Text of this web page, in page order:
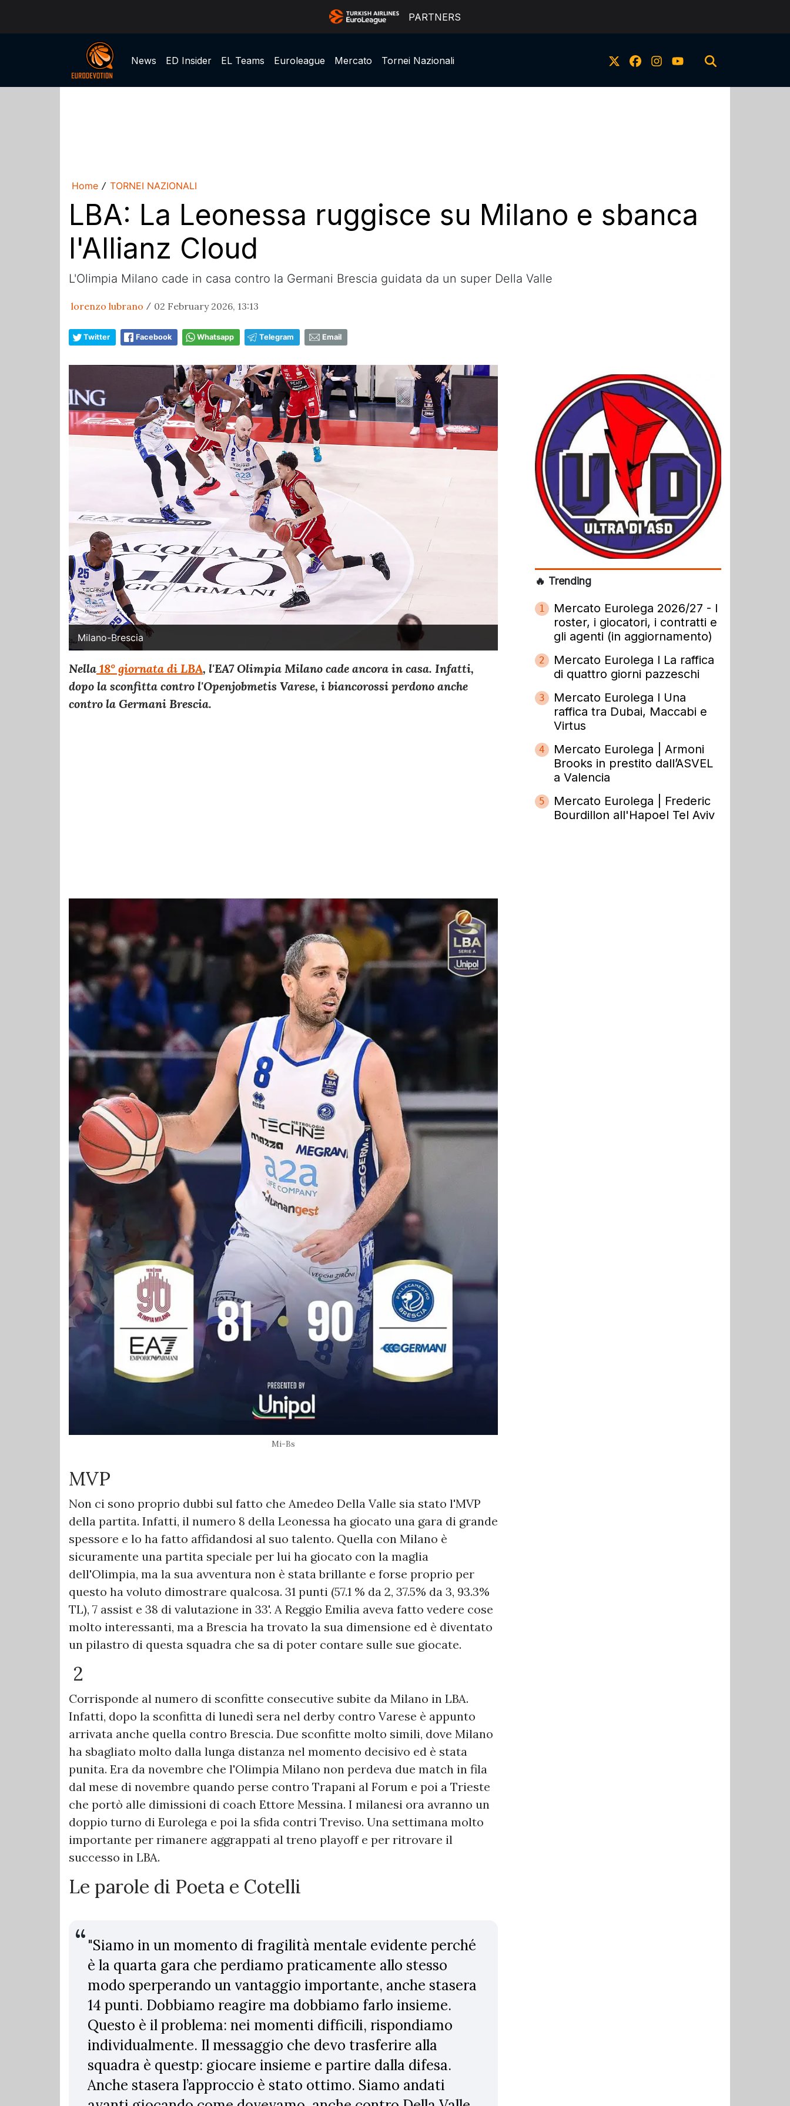
PARTNERS
News ED Insider EL Teams Euroleague Mercato Tornei Nazionali
Home / TORNEI NAZIONALI
LBA: La Leonessa ruggisce su Milano e sbanca
l'Allianz Cloud
L'Olimpia Milano cade in casa contro la Germani Brescia guidata da un super Della Valle
lorenzo lubrano / 02 February 2026, 13:13
Twitter Facebook Whatsapp Telegram Email
Milano-Brescia
Nella 18° giornata di LBA, l'EA7 Olimpia Milano cade ancora in casa. Infatti,
dopo la sconfitta contro l'Openjobmetis Varese, i biancorossi perdono anche
contro la Germani Brescia.
Mi-Bs
MVP
Non ci sono proprio dubbi sul fatto che Amedeo Della Valle sia stato l'MVP
della partita. Infatti, il numero 8 della Leonessa ha giocato una gara di grande
spessore e lo ha fatto affidandosi al suo talento. Quella con Milano è
sicuramente una partita speciale per lui ha giocato con la maglia
dell'Olimpia, ma la sua avventura non è stata brillante e forse proprio per
questo ha voluto dimostrare qualcosa. 31 punti (57.1 % da 2, 37.5% da 3, 93.3%
TL), 7 assist e 38 di valutazione in 33'. A Reggio Emilia aveva fatto vedere cose
molto interessanti, ma a Brescia ha trovato la sua dimensione ed è diventato
un pilastro di questa squadra che sa di poter contare sulle sue giocate.
2
Corrisponde al numero di sconfitte consecutive subite da Milano in LBA.
Infatti, dopo la sconfitta di lunedì sera nel derby contro Varese è appunto
arrivata anche quella contro Brescia. Due sconfitte molto simili, dove Milano
ha sbagliato molto dalla lunga distanza nel momento decisivo ed è stata
punita. Era da novembre che l'Olimpia Milano non perdeva due match in fila
dal mese di novembre quando perse contro Trapani al Forum e poi a Trieste
che portò alle dimissioni di coach Ettore Messina. I milanesi ora avranno un
doppio turno di Eurolega e poi la sfida contri Treviso. Una settimana molto
importante per rimanere aggrappati al treno playoff e per ritrovare il
successo in LBA.
Le parole di Poeta e Cotelli
"Siamo in un momento di fragilità mentale evidente perché
è la quarta gara che perdiamo praticamente allo stesso
modo sperperando un vantaggio importante, anche stasera
14 punti. Dobbiamo reagire ma dobbiamo farlo insieme.
Questo è il problema: nei momenti difficili, rispondiamo
individualmente. Il messaggio che devo trasferire alla
squadra è questp: giocare insieme e partire dalla difesa.
Anche stasera l’approccio è stato ottimo. Siamo andati
🔥 Trending
1
Mercato Eurolega 2026/27 - I
roster, i giocatori, i contratti e
gli agenti (in aggiornamento)
2
Mercato Eurolega l La raffica
di quattro giorni pazzeschi
3
Mercato Eurolega l Una
raffica tra Dubai, Maccabi e
Virtus
4
Mercato Eurolega | Armoni
Brooks in prestito dall’ASVEL
a Valencia
5
Mercato Eurolega | Frederic
Bourdillon all'Hapoel Tel Aviv